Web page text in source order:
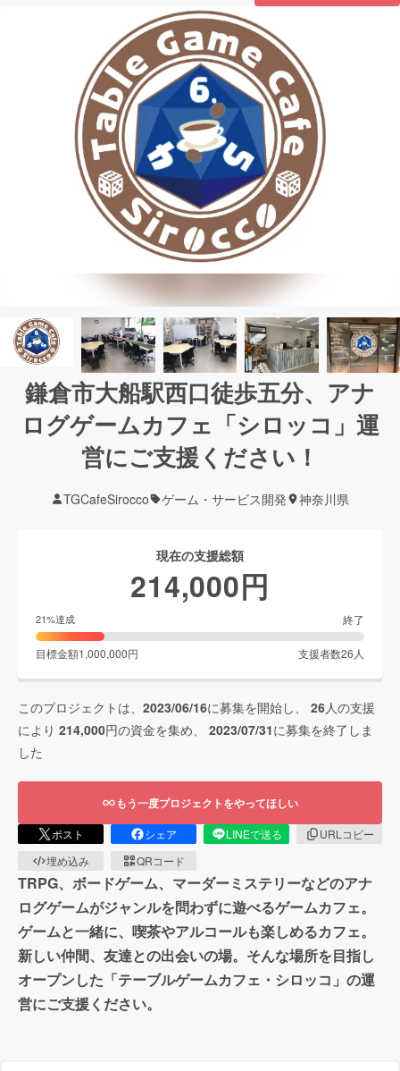
鎌倉市大船駅西口徒歩五分、アナ
ログゲームカフェ「シロッコ」運
営にご支援ください！
TGCafeSirocco ゲーム・サービス開発 神奈川県
現在の支援総額
214,000円
21%達成 終了
目標金額1,000,000円 支援者数26 人
このプロジェクトは、 2023/06/16に募集を開始し、 26人の支援
により 214,000円の資金を集め、 2023/07/31に募集を終了しま
した
もう一度プロジェクトをやってほしい
ポスト シェア LINEで送る
URLコピー
埋め込み
QRコード
TRPG、ボードゲーム、マーダーミステリーなどのアナ
ログゲームがジャンルを問わずに遊べるゲームカフェ。
ゲームと一緒に、喫茶やアルコールも楽しめるカフェ。
新しい仲間、友達との出会いの場。そんな場所を目指し
オープンした「テーブルゲームカフェ・シロッコ」の運
営にご支援ください。